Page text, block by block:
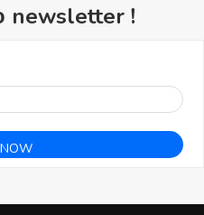
newsletter !